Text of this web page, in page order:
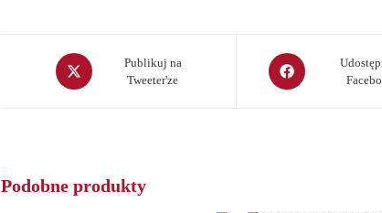
Opens
in
Publikuj na
Tweeter'ze
Opens
in
Podobne produkty